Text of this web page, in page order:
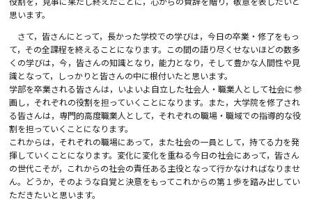
思います。
さて，皆さんにとって，長かった学校での学びは，今日の卒業・修了をもっ
て，その全課程を終えることになります。この間の語り尽くせないほどの数多
くの学びは，今，皆さんの知識となり，能力となり，そして豊かな人間性や見
識となって，しっかりと皆さんの中に根付いたと思います。
学部を卒業される皆さんは，いよいよ自立した社会人・職業人として社会に参
画し，それぞれの役割を担っていくことになります。また，大学院を修了され
る皆さんは，専門的高度職業人として，それぞれの職場・職域での指導的な役
割を担っていくことになります。
これからは，それぞれの職場にあって，また社会の一員として，持てる力を発
揮していくことになります。変化に変化を重ねる今日の社会にあって，皆さん
の世代こそが，これからの社会の責任ある主役となって行かなければなりませ
ん。どうか，そのような自覚と決意をもってこれからの第１歩を踏み出してい
ただきたいと思います。